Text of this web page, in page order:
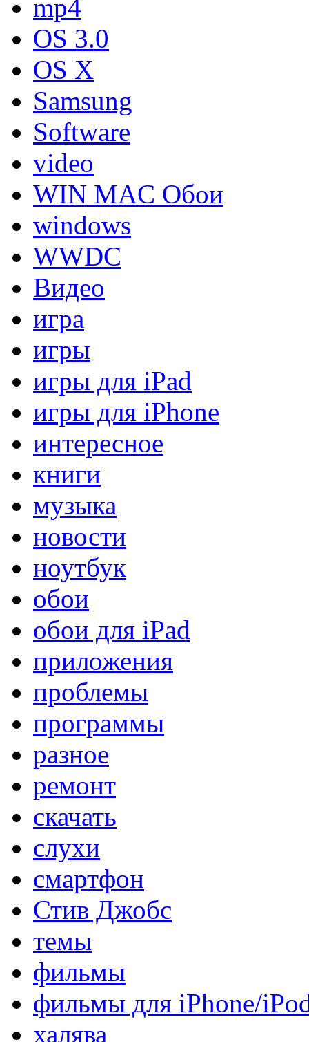
mp4
OS 3.0
OS X
Samsung
Software
video
WIN MAC Обои
windows
WWDC
Видео
игра
игры
игры для iPad
игры для iPhone
интересное
книги
музыка
новости
ноутбук
обои
обои для iPad
приложения
проблемы
программы
разное
ремонт
скачать
слухи
смартфон
Стив Джобс
темы
фильмы
фильмы для iPhone/
халява